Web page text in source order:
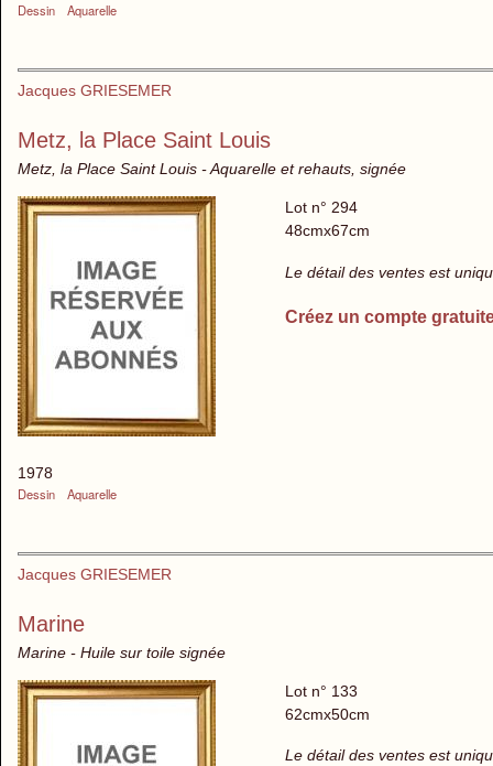
Dessin Aquarelle
Jacques GRIESEMER
Metz, la Place Saint Louis
Metz, la Place Saint Louis - Aquarelle et rehauts, signée
1978
Dessin
Aquarelle
Lot n° 294
48cmx67cm
Le détail des ventes est
Créez un compte
Jacques GRIESEMER
Marine
Marine - Huile sur toile signée
Lot n° 133
62cmx50cm
Le détail des ventes est